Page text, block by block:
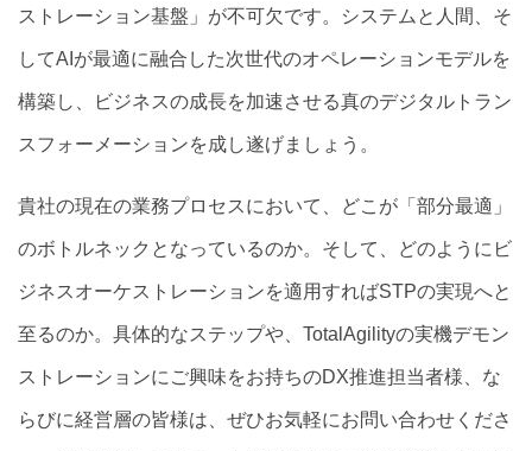
ストレーション基盤」が不可欠です。システムと人間、そ
してAIが最適に融合した次世代のオペレーションモデルを
構築し、ビジネスの成長を加速させる真のデジタルトラン
スフォーメーションを成し遂げましょう。
貴社の現在の業務プロセスにおいて、どこが「部分最適」
のボトルネックとなっているのか。そして、どのようにビ
ジネスオーケストレーションを適用すればSTPの実現へと
至るのか。具体的なステップや、TotalAgilityの実機デモン
ストレーションにご興味をお持ちのDX推進担当者様、な
らびに経営層の皆様は、ぜひお気軽にお問い合わせくださ